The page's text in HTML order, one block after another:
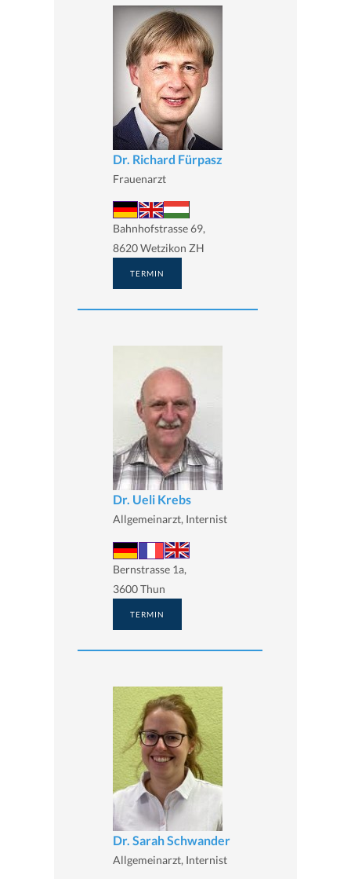
Dr. Richard Fürpasz
Frauenarzt
Bahnhofstrasse 69,
8620 Wetzikon ZH
TERMIN
Dr. Ueli Krebs
Allgemeinarzt, Internist
Bernstrasse 1a,
3600 Thun
TERMIN
Dr. Sarah Schwander
Allgemeinarzt, Internist